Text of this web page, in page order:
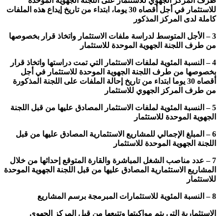
للاستثمار في أجل أقصاه 30 يوما، ابتداء من تاريخ إيداع هذه الملفات
كاملة لدى المركز المذكور
3 – الأجل المتوسط لدراسة ملفات الاستثمار واتخاذ قرار بخصوصها
من طرف اللجنة الجهوية الموحدة للاستثمار
4 – النسبة المئوية لملفات الاستثمار التي تمت دراستها واتخاذ قرار
بخصوصها من طرف اللجنة الجهوية الموحدة للاستثمار في أجل
أقصاه 30 يوما ابتداء من تاريخ إحالة الملفات على اللجنة المذكورة
من طرف المركز الجهوي للاستثمار
5 – النسبة المئوية لملفات الاستثمار المصادق عليها من قبل اللجنة
الجهوية الموحدة للاستثمار
6 – المبلغ الإجمالي للمشاريع الاستثمارية المصادق عليها من قبل
اللجنة الجهوية الموحدة للاستثمار
7 – عدد مناصب الشغل المباشرة والقارة المتوقع إحداثها من خلال
المشاريع الاستثمارية المصادق عليها من قبل اللجنة الجهوية الموحدة
للاستثمار
8 – النسبة المئوية للاستثمارات المبرمجة برسم المشاريع
الاستثمارية التي يتم مواكبتها وتتبعها من قبل المركز الجهوي